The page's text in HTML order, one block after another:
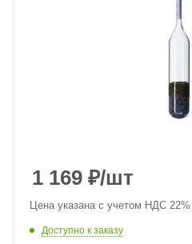
1 169 ₽/шт
Цена указана с учетом НДС 22%
Доступно к заказу